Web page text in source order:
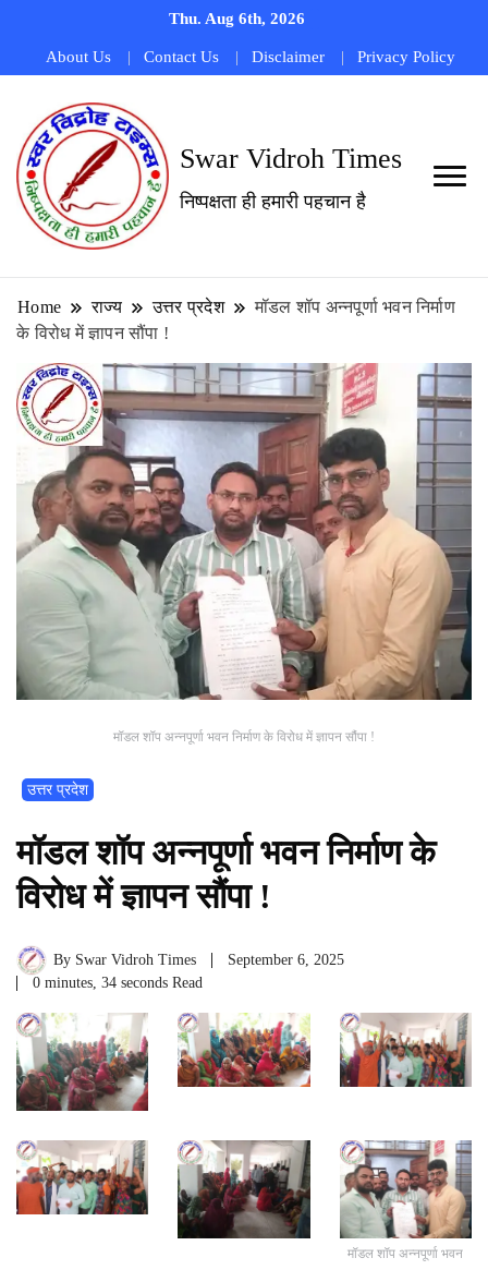
Thu. Aug 6th, 2026
About Us Contact Us Disclaimer Privacy Policy
Swar Vidroh Times
निष्पक्षता ही हमारी पहचान है
Home राज्य उत्तर प्रदेश
मॉडल शॉप अन्नपूर्णा भवन निर्माण
के विरोध में ज्ञापन सौंपा !
मॉडल शॉप अन्नपूर्णा भवन निर्माण के विरोध में ज्ञापन सौंपा !
उत्तर प्रदेश
मॉडल शॉप अन्नपूर्णा भवन निर्माण के
विरोध में ज्ञापन सौंपा !
By Swar Vidroh Times
September 6, 2025
0 minutes, 34 seconds Read
मॉडल शॉप अन्नपूर्णा भवन